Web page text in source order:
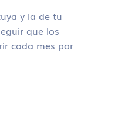
y la de tu
que los
cada mes por